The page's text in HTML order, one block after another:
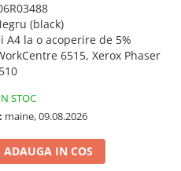
(black)
A4 la o acoperire de 5%
6515, Xerox Phaser
STOC
maine, 09.08.2026
ADAUGA IN COS